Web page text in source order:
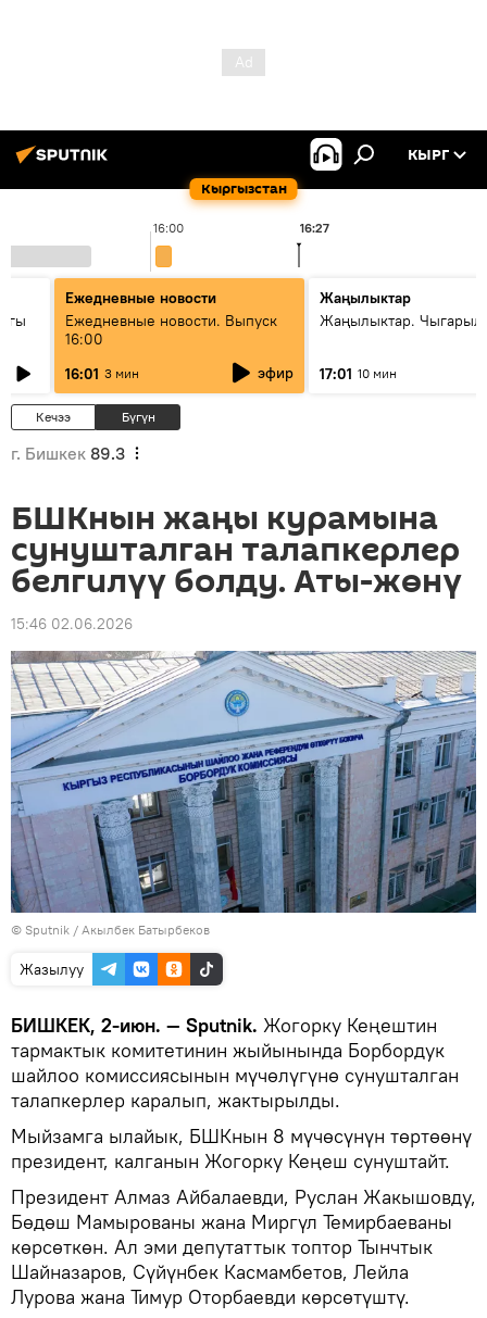
Кыргызстан
КЫРГ
16:00 16:27
Ежедневные новости
Ежедневные новости. Выпуск
16:00
16:01 3 мин эфир
Жаңылыктар
Жаңылыктар.
17:01 10 мин
Кечээ Бүгүн
г. Бишкек 89.3
БШКнын жаңы курамына
сунушталган талапкерлер
белгилүү болду. Аты-жөнү
15:46 02.06.2026
© Sputnik / Акылбек Батырбеков
Жазылуу
БИШКЕК, 2-июн. — Sputnik. Жогорку Кеңештин
тармактык комитетинин жыйынында Борбордук
шайлоо комиссиясынын мүчөлүгүнө сунушталган
талапкерлер каралып, жактырылды.
Мыйзамга ылайык, БШКнын 8 мүчөсүнүн төртөөнү
президент, калганын Жогорку Кеңеш сунуштайт.
Президент Алмаз Айбалаевди, Руслан Жакышовду,
Бөдөш Мамырованы жана Миргүл Темирбаеваны
көрсөткөн. Ал эми депутаттык топтор Тынчтык
Шайназаров, Сүйүнбек Касмамбетов, Лейла
Лурова жана Тимур Оторбаевди көрсөтүштү.